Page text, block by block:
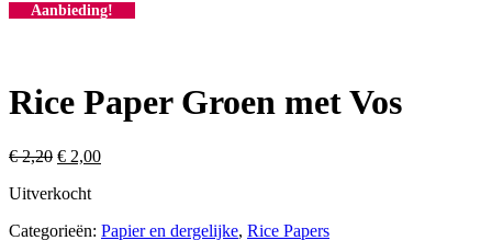
Aanbieding!
Rice Paper Groen met Vos
€2,20 Oorspronkelijke
was:
€ 2,00Huidige
Uitverkocht
Categorieën: Papier en dergelijke, Rice Papers